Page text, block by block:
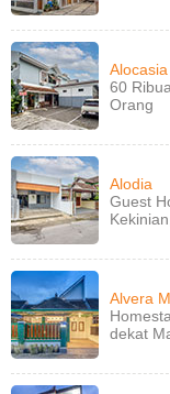
60
Orang
Alodia
Guest
Alvera
dekat